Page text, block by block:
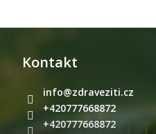
Kontakt
info@zdraveziti.cz
+420777668872
+420777668872